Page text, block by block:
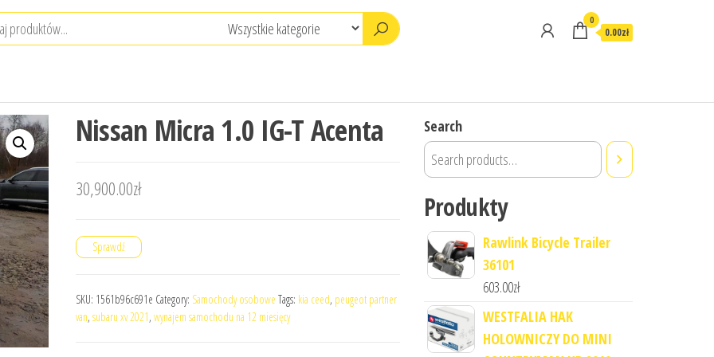
0
0.00zł
Nissan Micra 1.0 IG-T Acenta
30,900.00zł
Sprawdź
SKU: 1561b96c691e Category: Samochody osobowe Tags: kia ceed, peugeot partner
van, subaru xv 2021, wynajem samochodu na 12 miesięcy
Search
Produkty
Rawlink Bicycle Trailer
36101
603.00zł
WESTFALIA HAK
HOLOWNICZY DO MINI